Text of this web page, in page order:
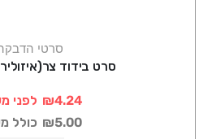
סרטי
סרט בידוד
₪4.24 לפני
₪5.00 כולל